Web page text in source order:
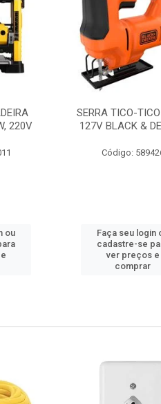
220V
ou
SERRA TICO-
127V BLACK &
Código:
Faça seu login
cadastre-se
ver preços e
comprar